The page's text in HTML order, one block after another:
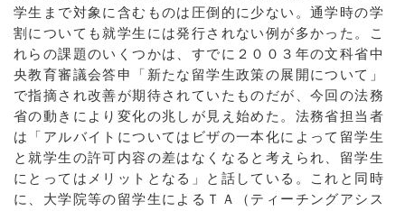
学生まで対象に含むものは圧倒的に少ない。通学時の学
割についても就学生には発行されない例が多かった。こ
れらの課題のいくつかは、すでに２００３年の文科省中
央教育審議会答申「新たな留学生政策の展開について」
で指摘され改善が期待されていたものだが、今回の法務
省の動きにより変化の兆しが見え始めた。法務省担当者
は「アルバイトについてはビザの一本化によって留学生
と就学生の許可内容の差はなくなると考えられ、留学生
にとってはメリットとなる」と話している。これと同時
に、大学院等の留学生によるＴＡ（ティーチングアシス